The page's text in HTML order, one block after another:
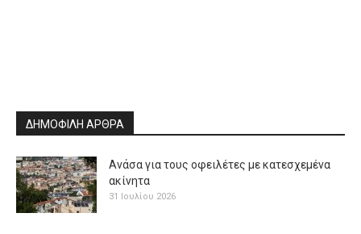
ΔΗΜΟΦΙΛΗ ΑΡΘΡΑ
Ανάσα για τους οφειλέτες με κατεσχεμένα
ακίνητα
31 Ιουλίου 2026